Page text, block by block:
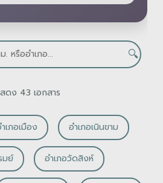
🔍
ดง 43 เอกสาร
เภอเมือง อำเภอเนินขาม
มย์ อำเภอวัดสิงห์